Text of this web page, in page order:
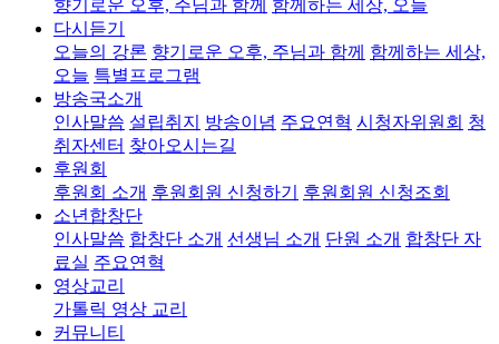
향기로운 오후, 주님과 함께 함께하는 세상, 오늘
다시듣기
오늘의 강론 향기로운 오후, 주님과 함께 함께하는 세상,
오늘 특별프로그램
방송국소개
인사말씀 설립취지 방송이념 주요연혁 시청자위원회 청
취자센터 찾아오시는길
후원회
후원회 소개 후원회원 신청하기
후원회원 신청조회
소년합창단
인사말씀 합창단 소개 선생님 소개 단원 소개 합창단 자
료실 주요연혁
영상교리
가톨릭 영상 교리
커뮤니티